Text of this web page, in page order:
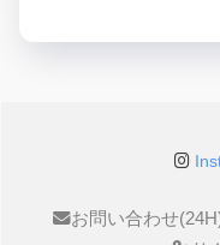
お問い合わせ